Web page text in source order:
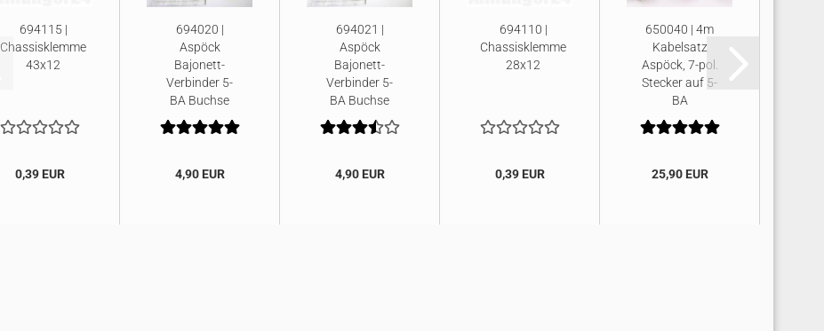
694115 |
Chassisklemme
43x12
0,39 EUR
694020 |
Aspöck
Bajonett-
Verbinder 5-
BA Buchse
Gelb/Links
4,90 EUR
694021 |
Aspöck
Bajonett-
Verbinder 5-
BA Buchse
Grün/Rechts
4,90 EUR
694110 |
Chassisklemme
28x12
0,39 EUR
650040 | 4m
Kabelsatz
Aspöck, 7-pol.
Stecker auf 5-
BA
25,90 EUR